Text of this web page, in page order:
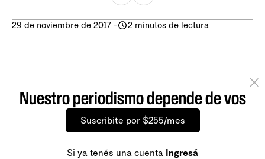
29 de noviembre de 2017 - 2 minutos de lectura
Nuestro periodismo depende de vos
Suscribite por $255/mes
Si ya tenés una cuenta Ingresá